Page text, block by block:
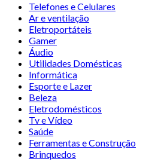
Telefones e Celulares
Ar e ventilação
Eletroportáteis
Gamer
Áudio
Utilidades Domésticas
Informática
Esporte e Lazer
Beleza
Eletrodomésticos
Tv e Vídeo
Saúde
Ferramentas e Construção
Brinquedos